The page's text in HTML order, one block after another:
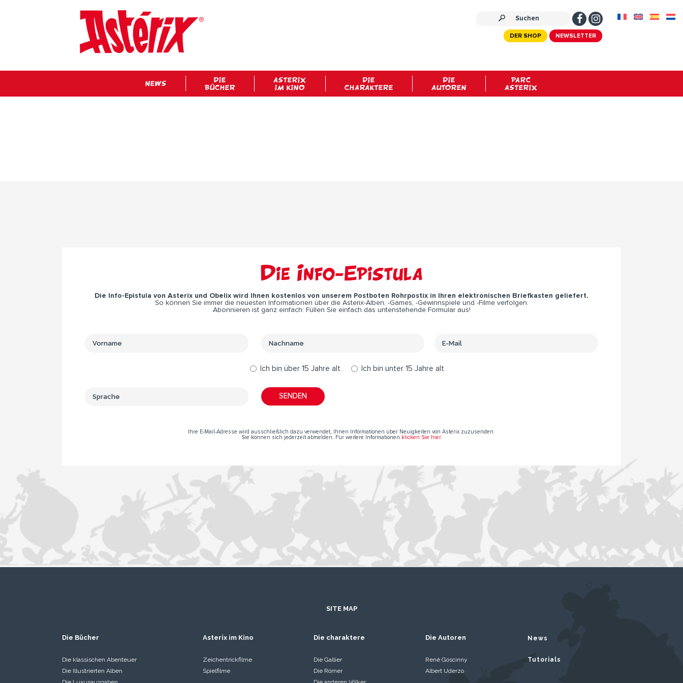
NEWSLETTER
DER SHOP
NEWS
DIE
BÜCHER
ASTERIX
IM KINO
DIE
CHARAKTERE
DIE
AUTOREN
PARC
ASTERIX
Die Info-Epistula
Die Info-Epistula von Asterix und Obelix wird Ihnen kostenlos von unserem Postboten Rohrpostix in Ihren elektronischen Briefkasten geliefert.
So können Sie immer die neuesten Informationen über die Asterix-Alben, -Games, -Gewinnspiele und -Filme verfolgen.
Abonnieren ist ganz einfach: Füllen Sie einfach das untenstehende Formular aus!
Ich bin über 15 Jahre alt Ich bin unter 15 Jahre alt
Ihre E-Mail-Adresse wird ausschließlich dazu verwendet, Ihnen Informationen über Neuigkeiten von Asterix zuzusenden.
Sie können sich jederzeit abmelden. Für weitere Informationen klicken Sie hier.
SITE MAP
Die Bücher
Die klassischen Abenteuer
Die Illustrierten Alben
Asterix im Kino
Zeichentrickfilme
Spielfilme
Die charaktere
Die Gallier
Die Römer
Die Autoren
René Goscinny
Albert Uderzo
News
Tutorials